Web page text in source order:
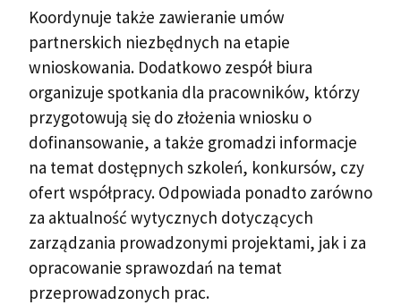
Koordynuje także zawieranie umów
partnerskich niezbędnych na etapie
wnioskowania. Dodatkowo zespół biura
organizuje spotkania dla pracowników, którzy
przygotowują się do złożenia wniosku o
dofinansowanie, a także gromadzi informacje
na temat dostępnych szkoleń, konkursów, czy
ofert współpracy. Odpowiada ponadto zarówno
za aktualność wytycznych dotyczących
zarządzania prowadzonymi projektami, jak i za
opracowanie sprawozdań na temat
przeprowadzonych prac.